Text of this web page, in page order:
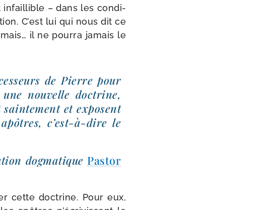
infaillible – dans les condi­
C’est lui qui nous dit ce
il ne pour­ra jamais le
de Pierre pour
nou­velle doc­trine,
et exposent
c’est-​à-​dire le
dog­ma­tique Pastor
cette doc­trine. Pour eux,